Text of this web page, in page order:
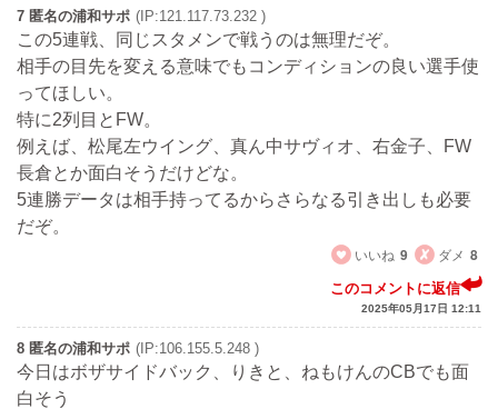
7 匿名の浦和サポ (IP:121.117.73.232 )
この5連戦、同じスタメンで戦うのは無理だぞ。
相手の目先を変える意味でもコンディションの良い選手使
ってほしい。
特に2列目とFW。
例えば、松尾左ウイング、真ん中サヴィオ、右金子、FW
長倉とか面白そうだけどな。
5連勝データは相手持ってるからさらなる引き出しも必要
だぞ。
いいね 9 ダメ 8
このコメントに返信
2025年05月17日 12:11
8 匿名の浦和サポ (IP:106.155.5.248 )
今日はボザサイドバック、りきと、ねもけんのCBでも面
白そう